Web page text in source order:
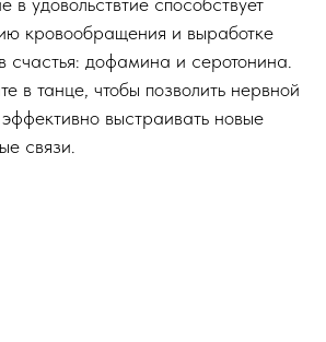
кровообращения и выработке
счастья: дофамина и серотонина.
в танце, чтобы позволить нервной
выстраивать новые
связи.